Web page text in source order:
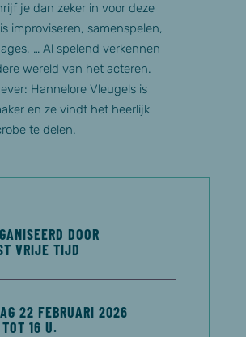
je dan zeker in voor deze
improviseren, samenspelen,
… Al spelend verkennen
wereld van het acteren.
Hannelore Vleugels is
en ze vindt het heerlijk
te delen.
DOOR
VRIJE TIJD
22 FEBRUARI 2026
16 U.